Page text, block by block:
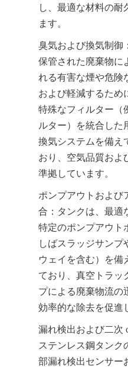
し、最適な材料の耐
ます。
臭気および換気制御
保管された廃棄物に
れる有害な煙や危険
および軽減するため
特殊なフィルター（
ルター）を統合した
換気システムを備え
おり、空気品質およ
準拠しています。
ポンプアウトおよび
合：タンクは、最適
特定のポンプアウト
しばスラッジサンプ
ウェイを含む）を備
ており、真空トラッ
プによる廃棄物流の
効率的な除去を促進
漏れ検出および二次
ステンレス鋼タンク
部漏れ検出センサー